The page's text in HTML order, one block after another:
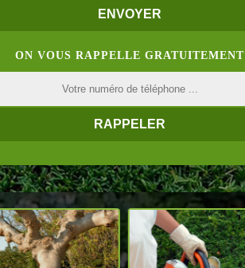
ON VOUS RAPPELLE GRATUITEMENT